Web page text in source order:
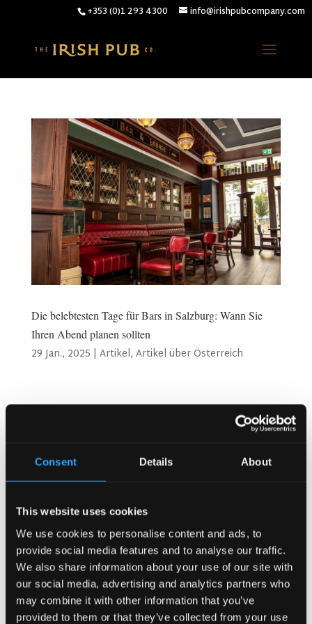
Consent Details About
This website uses cookies
We use cookies to personalise content and ads, to
provide social media features and to analyse our traffic.
We also share information about your use of our site with
our social media, advertising and analytics partners who
may combine it with other information that you’ve
provided to them or that they’ve collected from your use
+353 (0)1 293 4300 info@irishpubcompany.com
Die belebtesten Tage für Bars in Salzburg: Wann Sie
Ihren Abend planen sollten
29 Jan., 2025 | Artikel, Artikel über Österreich
Neueste Beiträge
gut besuchte Pubs zurückkehren?
Warum Akustik in einem Pub wichtiger ist als die
Musikauswahl (Kronendal 1713)
Wie Tresendesign die Kundeninteraktion verbessern kann
(Kronendal 1713)
Was unterscheidet einen durchschnittlichen Pub von
einem wirklich erfolgreichen in Atlanta?